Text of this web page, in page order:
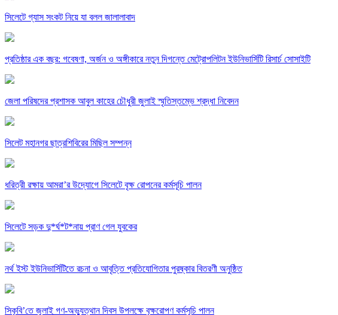
সিলেটে গ্যাস সংকট নিয়ে যা বলল জালালাবাদ
প্রতিষ্ঠার এক বছর: গবেষণা, অর্জন ও অঙ্গীকারে নতুন দিগন্তে মেট্রোপলিটন ইউনিভার্সিটি রিসার্চ সোসাইটি
জেলা পরিষদের প্রশাসক আবুল কাহের চৌধুরী জুলাই স্মৃতিস্তম্ভে শ্রদ্ধা নিবেদন
সিলেট মহানগর ছাত্রশিবিরের মিছিল সম্পন্ন
ধরিত্রী রক্ষায় আমরা’র উদ্যোগে সিলেটে বৃক্ষ রোপনের কর্মসূচি পালন
সিলেটে সড়ক দু*র্ঘ*ট*নায় প্রাণ গেল যুবকের
নর্থ ইস্ট ইউনিভার্সিটিতে রচনা ও আবৃত্তি প্রতিযোগিতার পুরষ্কার বিতরণী অনুষ্ঠিত
সিকৃবি’তে জুলাই গণ-অভ্যুত্থান দিবস উপলক্ষে বৃক্ষরোপণ কর্মসুচি পালন